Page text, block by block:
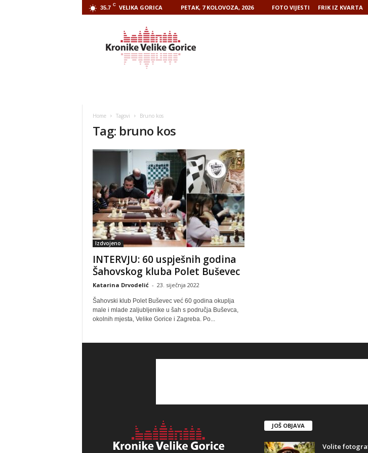
35.7 C VELIKA GORICA PETAK, 7 KOLOVOZA, 2026 FOTO VIJESTI FRIK IZ KVARTA
Home Tagovi Bruno kos
Tag: bruno kos
Izdvojeno
INTERVJU: 60 uspješnih godina
Šahovskog kluba Polet Buševec
Katarina Drvodelić - 23. siječnja 2022
Šahovski klub Polet Buševec već 60 godina okuplja
male i mlade zaljubljenike u šah s područja Buševca,
okolnih mjesta, Velike Gorice i Zagreba. Po...
JOŠ OBJAVA
Volite